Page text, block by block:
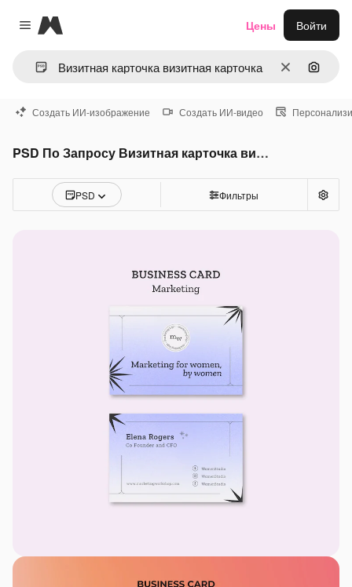
Close menu
Magnific
ОчиститьПоиск
Цены Войти
Создать ИИ-изображение Создать ИИ-видео
PSD По Запросу Визитная карточка визитная карточка
PSD Фильтры